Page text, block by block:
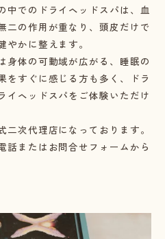
中でのドライヘッドスパは、血
二の作用が重なり、頭皮だけで
かに整えます。
体の可動域が広がる、 睡眠の
すぐに感じる方も多く、
ドラ
イヘッドスパをご体験いただけ
次代理店になっております。
話またはお問合せフォームから